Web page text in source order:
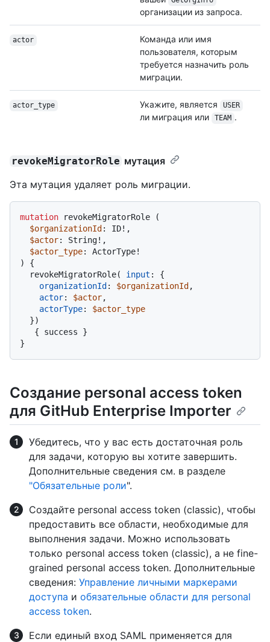
организации из запроса.
actor
Команда или имя
пользователя, которым
требуется назначить роль
миграции.
actor_type Укажите, является USER
ли миграция или TEAM .
revokeMigratorRole мутация
Эта мутация удаляет роль миграции.
mutation revokeMigratorRole
(
$organizationId : ID! ,
$actor: String! ,
$actor_type: ActorType!
)
{
  revokeMigratorRole
( input :
{
organizationId : $organizationId ,
actor: $actor,
actorType:
$actor_type
})
{ success }
}
Создание personal access token
для GitHub Enterprise Importer
Убедитесь, что у вас есть достаточная роль
для задачи, которую вы хотите завершить.
Дополнительные сведения см. в разделе
"Обязательные роли".
Создайте personal access token (classic), чтобы
предоставить все области, необходимые для
выполнения задачи. Можно использовать
только personal access token (classic), а не fine-
grained personal access token. Дополнительные
сведения: Управление личными маркерами
доступа и обязательные области для personal
access token.
Если единый вход SAML применяется для